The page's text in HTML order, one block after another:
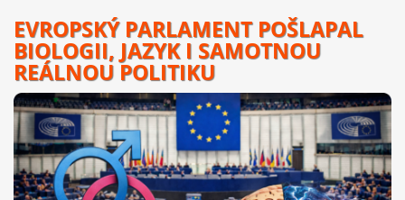
EVROPSKÝ PARLAMENT POŠLAPAL
BIOLOGII, JAZYK I SAMOTNOU
REÁLNOU POLITIKU